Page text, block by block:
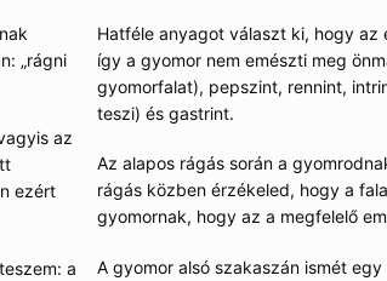
„rágni
az
ezért
a
Hatféle anyagot választ ki, hogy
így a gyomor nem emészti meg
gyomorfalat), pepszint, rennint,
teszi) és gastrint.
Az alapos rágás során a
rágás közben érzékeled, hogy a
gyomornak, hogy az a megfelelő
A gyomor alsó szakaszán ismét